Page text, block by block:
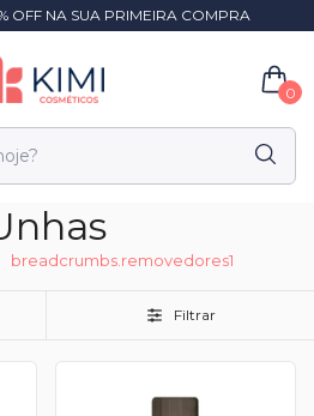
OFF NA SUA PRIMEIRA COMPRA
0
breadcrumbs.removedores1
Filtrar